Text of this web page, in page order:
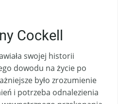
Cockell
swojej historii
dowodu na życie po
było zrozumienie
i potrzeba odnalezienia